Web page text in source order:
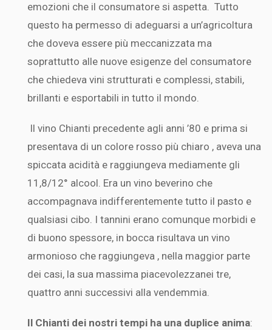
emozioni che il consumatore si aspetta. Tutto
questo ha permesso di adeguarsi a un’agricoltura
che doveva essere più meccanizzata ma
soprattutto alle nuove esigenze del consumatore
che chiedeva vini strutturati e complessi, stabili,
brillanti e esportabili in tutto il mondo.
Il vino Chianti precedente agli anni ’80 e prima si
presentava di un colore rosso più chiaro , aveva una
spiccata acidità e raggiungeva mediamente gli
11,8/12° alcool. Era un vino beverino che
accompagnava indifferentemente tutto il pasto e
qualsiasi cibo. I tannini erano comunque morbidi e
di buono spessore, in bocca risultava un vino
armonioso che raggiungeva , nella maggior parte
dei casi, la sua massima piacevolezzanei tre,
quattro anni successivi alla vendemmia.
Il Chianti dei nostri tempi ha una duplice anima: